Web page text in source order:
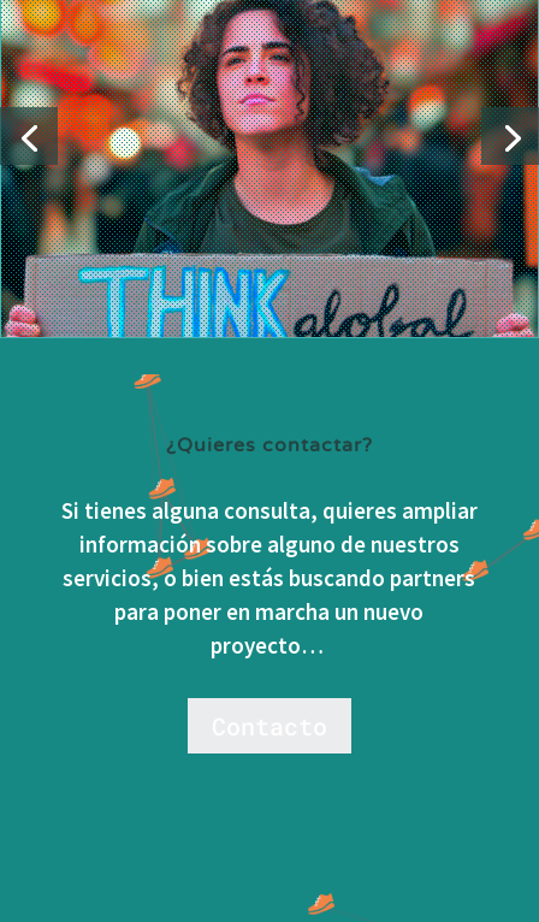
¿Quieres contactar?
Si tienes alguna consulta, quieres ampliar
información sobre alguno de nuestros
servicios, o bien estás buscando partners
para poner en marcha un nuevo
proyecto…